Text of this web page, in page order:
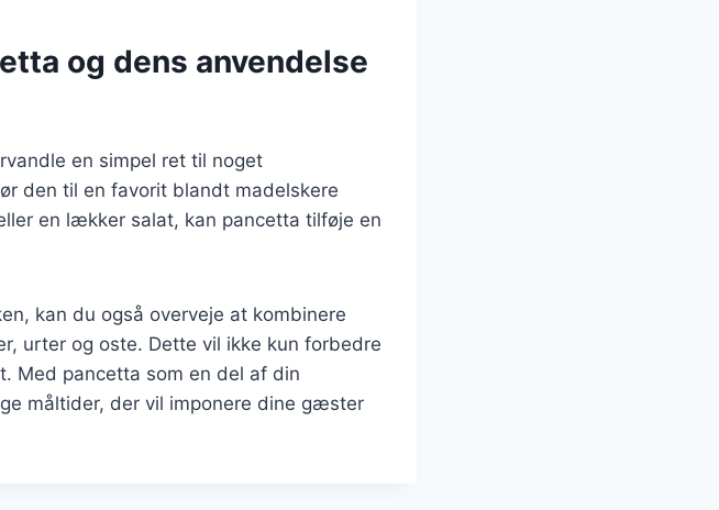
og dens anvendelse
en simpel ret til noget
den til en favorit blandt madelskere
en lækker salat, kan pancetta tilføje en
kan du også overveje at kombinere
urter og oste. Dette vil ikke kun forbedre
Med pancetta som en del af din
måltider, der vil imponere dine gæster